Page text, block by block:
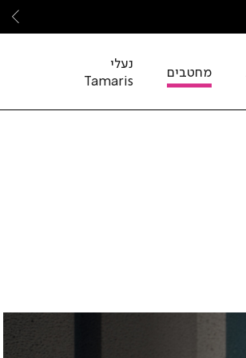
מחטבים
נעלי
Tamaris